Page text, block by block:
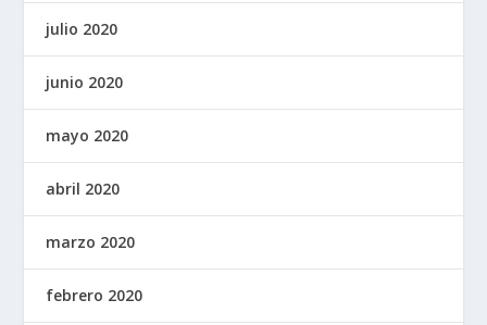
julio 2020
junio 2020
mayo 2020
abril 2020
marzo 2020
febrero 2020